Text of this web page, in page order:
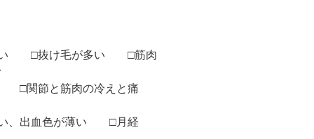
い □抜け毛が多い □筋肉
関節と筋肉の冷えと痛
、出血色が薄い □月経